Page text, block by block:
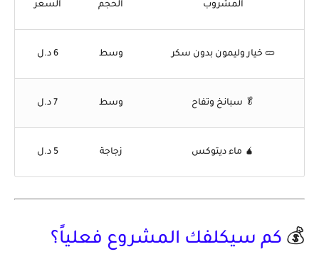
المشروب الحجم السعر
🥒 خيار وليمون بدون سكر وسط 6 د.ل
🥬 سبانخ وتفاح وسط 7 د.ل
🧉 ماء ديتوكس زجاجة 5 د.ل
💰 كم سيكلفك المشروع فعلياً؟